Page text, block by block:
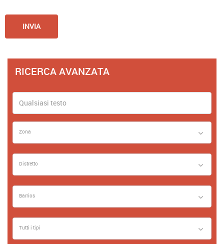
RICERCA AVANZATA
Zona
Distretto
Barrios
Tutti i tipi